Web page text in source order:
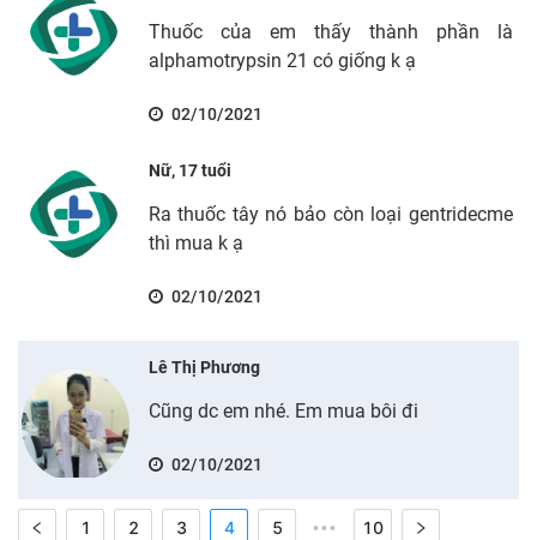
Thuốc của em thấy thành phần là
alphamotrypsin 21 có giống k ạ
02/10/2021
Nữ, 17 tuổi
Ra thuốc tây nó bảo còn loại gentridecme
thì mua k ạ
02/10/2021
Lê Thị Phương
Cũng dc em nhé. Em mua bôi đi
02/10/2021
1 2 3 4 5 ••• 10